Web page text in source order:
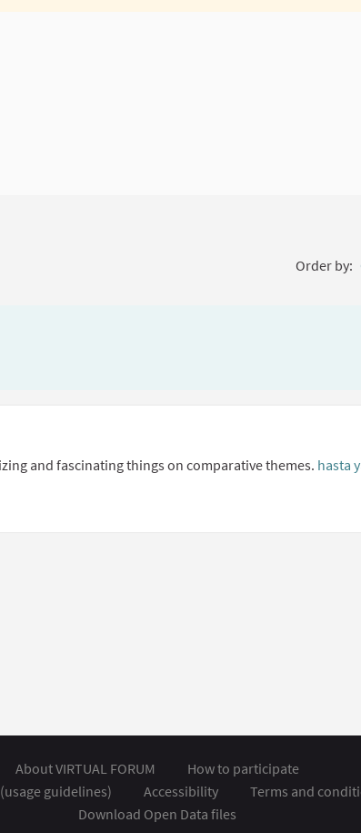
Order by:
and fascinating things on comparative themes. hasta
About VIRTUAL FORUM
How to participate
guidelines)
Accessibility
Terms and
Download Open Data files